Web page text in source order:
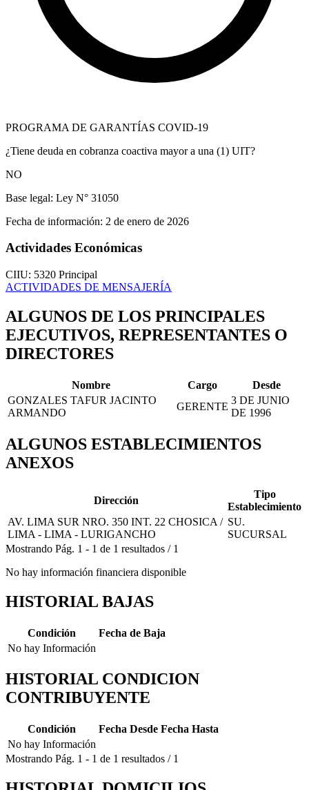
PROGRAMA DE GARANTÍAS COVID-19
¿Tiene deuda en cobranza coactiva mayor a una (1) UIT?
NO
Base legal: Ley N° 31050
Fecha de información: 2 de enero de 2026
Actividades Económicas
CIIU: 5320 Principal
ACTIVIDADES DE MENSAJERÍA
ALGUNOS DE LOS PRINCIPALES
EJECUTIVOS, REPRESENTANTES O
DIRECTORES
Nombre Cargo
Desde
GONZALES TAFUR JACINTO
ARMANDO
GERENTE
3 DE JUNIO
DE 1996
ALGUNOS ESTABLECIMIENTOS
ANEXOS
Dirección
Tipo
Establecimiento
AV. LIMA SUR NRO. 350 INT. 22 CHOSICA /
LIMA - LIMA - LURIGANCHO
SU.
SUCURSAL
Mostrando Pág. 1 - 1 de 1 resultados / 1
No hay información financiera disponible
HISTORIAL BAJAS
Condición
Fecha de Baja
No hay Información
HISTORIAL CONDICION
CONTRIBUYENTE
Condición Fecha Desde Fecha Hasta
No hay Información
Mostrando Pág. 1 - 1 de 1 resultados / 1